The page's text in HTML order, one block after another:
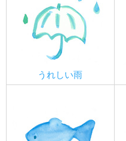
うれしい雨